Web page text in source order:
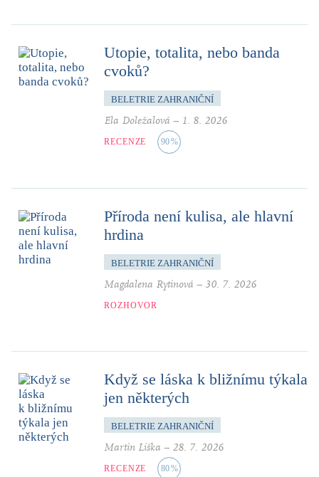
Utopie, totalita, nebo banda
cvoků?
BELETRIE ZAHRANIČNÍ
Ela Doležalová – 1. 8. 2026
RECENZE 90%
Příroda není kulisa, ale hlavní
hrdina
BELETRIE ZAHRANIČNÍ
Magdalena Rytinová – 30. 7. 2026
ROZHOVOR
Když se láska k bližnímu týkala
jen některých
BELETRIE ZAHRANIČNÍ
Martin Liška – 28. 7. 2026
RECENZE 80%